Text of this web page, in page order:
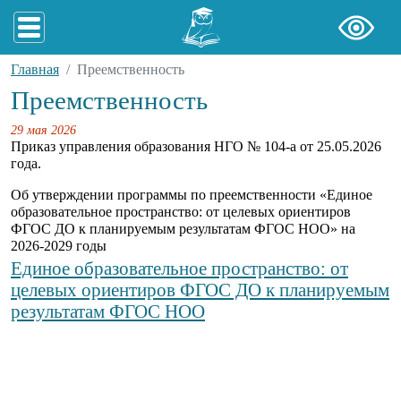
Главная Преемственность
Преемственность
29 мая 2026
Приказ управления образования НГО № 104-а от 25.05.2026
года.
Об утверждении программы по преемственности «Единое
образовательное пространство: от целевых ориентиров
ФГОС ДО к планируемым результатам ФГОС НОО» на
2026-2029 годы
Единое образовательное пространство: от
целевых ориентиров ФГОС ДО к планируемым
результатам ФГОС НОО